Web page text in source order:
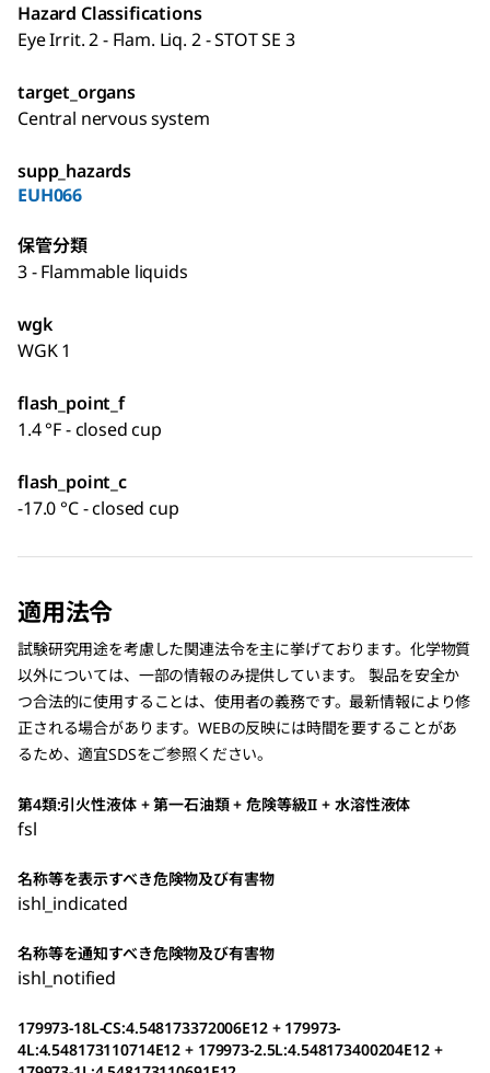
Hazard Classifications
Eye Irrit. 2 - Flam. Liq. 2 - STOT SE 3
target_organs
Central nervous system
supp_hazards
EUH066
保管分類
3 - Flammable liquids
wgk
WGK 1
flash_point_f
1.4 °F - closed cup
flash_point_c
-17.0 °C - closed cup
適用法令
試験研究用途を考慮した関連法令を主に挙げております。化学物質
以外については、一部の情報のみ提供しています。 製品を安全か
つ合法的に使用することは、使用者の義務です。最新情報により修
正される場合があります。WEBの反映には時間を要することがあ
るため、適宜SDSをご参照ください。
第4類:引火性液体 + 第一石油類 + 危険等級II + 水溶性液体
fsl
名称等を表示すべき危険物及び有害物
ishl_indicated
名称等を通知すべき危険物及び有害物
ishl_notified
179973-18L-CS:4.548173372006E12 + 179973-
4L:4.548173110714E12 + 179973-2.5L:4.548173400204E12 +